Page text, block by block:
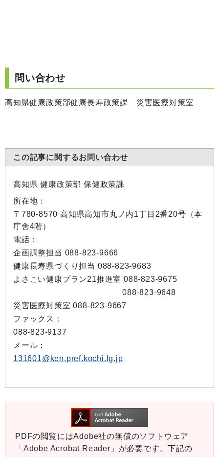
問い合わせ
高知県健康政策部健康長寿政策課 災害医療対策室
この記事に関するお問い合わせ
高知県 健康政策部 保健政策課
所在地：
〒780-8570 高知県高知市丸ノ内1丁目2番20号（本
庁舎4階）
電話：
企画調整担当 088-823-9666
健康長寿県づくり担当 088-823-9683
よさこい健康プラン21推進室 088-823-9675
088-823-9648
災害医療対策室 088-823-9667
ファックス：
088-823-9137
メール：
131601@ken.pref.kochi.lg.jp
PDFの閲覧にはAdobe社の無償のソフトウェア
「Adobe Acrobat Reader」が必要です。下記の